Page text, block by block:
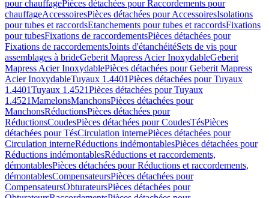
pour chauffagePièces détachées pour Raccordements pour
chauffageAccessoiresPièces détachées pour AccessoiresIsolations
pour tubes et raccordsEtanchements pour tubes et raccordsFixations
pour tubesFixations de raccordementsPièces détachées pour
Fixations de raccordementsJoints d'étanchéitéSets de vis pour
assemblages à brideGeberit Mapress Acier InoxydableGeberit
Mapress Acier InoxydablePièces détachées pour Geberit Mapress
Acier InoxydableTuyaux 1.4401Pièces détachées pour Tuyaux
1.4401Tuyaux 1.4521Pièces détachées pour Tuyaux
1.4521MamelonsManchonsPièces détachées pour
ManchonsRéductionsPièces détachées pour
RéductionsCoudesPièces détachées pour CoudesTésPièces
détachées pour TésCirculation internePièces détachées pour
Circulation interneRéductions indémontablesPièces détachées pour
Réductions indémontablesRéductions et raccordements,
démontablesPièces détachées pour Réductions et raccordements,
démontablesCompensateursPièces détachées pour
CompensateursObturateursPièces détachées pour